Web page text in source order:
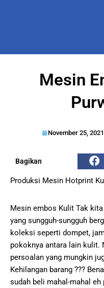
Mesin
November 25, 2021
Bagikan
Produksi Mesin Hotprint
Mesin embos Kulit Tak
yang sungguh-sungguh
koleksi seperti dompet,
pokoknya antara lain kulit.
persoalan yang mungkin
Kehilangan barang ???
sudah beli mahal-mahal eh